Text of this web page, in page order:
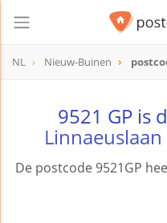
NL Nieuw-Buinen
9521 GP is
Linnaeuslaan
De postcode 9521GP